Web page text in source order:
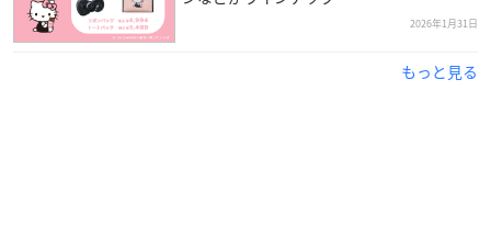
2026年1月31日
もっと見る